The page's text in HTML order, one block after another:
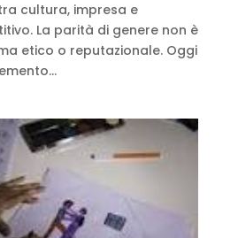
cultura, impresa e
La parità di genere non è
etico o reputazionale. Oggi